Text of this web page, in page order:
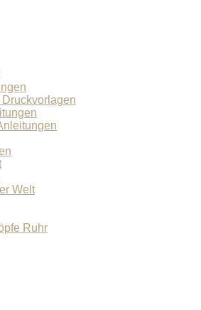
Welt
Ruhr